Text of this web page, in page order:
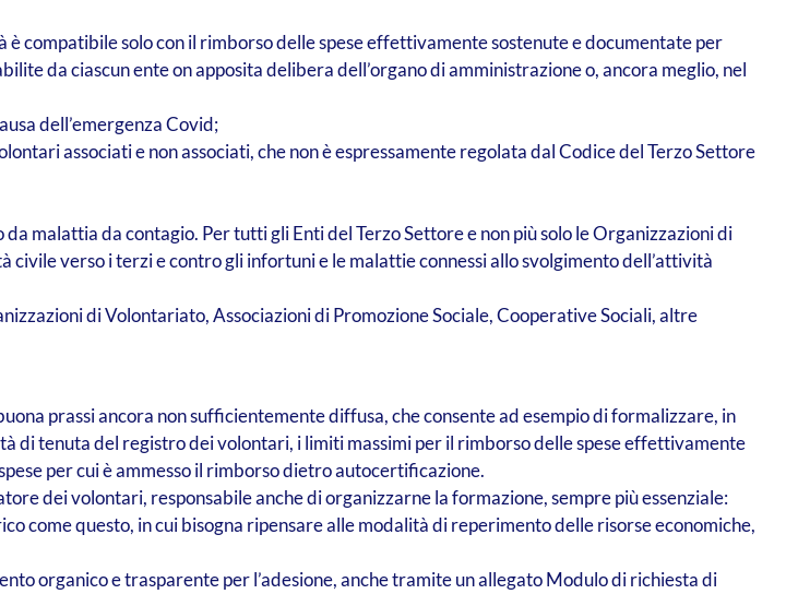
compatibile solo con il rimborso delle spese effettivamente sostenute e documentate per
da ciascun ente on apposita delibera dell’organo di amministrazione o, ancora meglio, nel
dell’emergenza Covid;
associati e non associati, che non è espressamente regolata dal Codice del Terzo Settore
malattia da contagio. Per tutti gli Enti del Terzo Settore e non più solo le Organizzazioni di
verso i terzi e contro gli infortuni e le malattie connessi allo svolgimento dell’attività
di Volontariato, Associazioni di Promozione Sociale, Cooperative Sociali, altre
prassi ancora non sufficientemente diffusa, che consente ad esempio di formalizzare, in
di tenuta del registro dei volontari, i limiti massimi per il rimborso delle spese effettivamente
per cui è ammesso il rimborso dietro autocertificazione.
dei volontari, responsabile anche di organizzarne la formazione, sempre più essenziale:
come questo, in cui bisogna ripensare alle modalità di reperimento delle risorse economiche,
organico e trasparente per l’adesione, anche tramite un allegato Modulo di richiesta di